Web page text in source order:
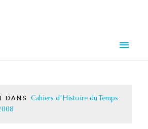
DANS
Cahiers d'Histoire du Temps